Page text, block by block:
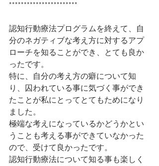
***********************
認知行動療法プログラムを終えて、自
分のネガティブな考え方に対するアプ
ローチを知ることができ、とても良か
ったです。
特に、自分の考え方の癖について知
り、囚われている事に気づく事ができ
たことが私にとってとてもためになり
ました。
極端な考えになっているかどうかとい
うことも考える事ができていなかった
ので、受けて良かったです。
認知行動療法について知る事も楽しく